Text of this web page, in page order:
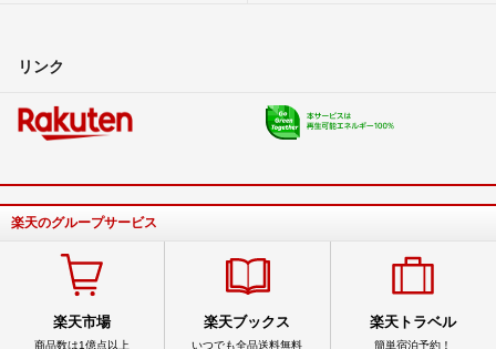
リンク
楽天のグループサービス
楽天市場
商品数は1億点以上
楽天ブックス
いつでも全品送料無料
楽天トラベル
簡単宿泊予約！